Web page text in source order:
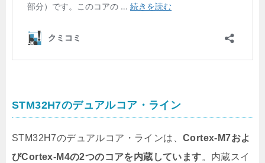
STM32H7のデュアルコア・ライン
STM32H7のデュアルコア・ラインは、 Cortex-M7およ
びCortex-M4の2つのコアを内蔵しています。内蔵スイ